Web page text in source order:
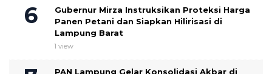
Gubernur Mirza Instruksikan Proteksi Harga
Panen Petani dan Siapkan Hilirisasi di
Lampung Barat
1 view
PAN Lampung Gelar Konsolidasi Akbar di